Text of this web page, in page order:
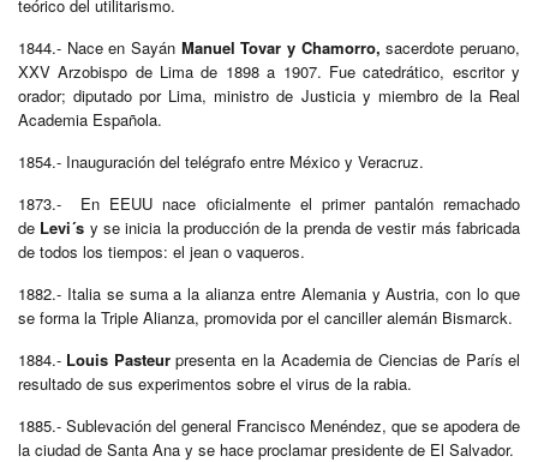
teórico del utilitarismo.
1844.- Nace en Sayán Manuel Tovar y Chamorro, sacerdote peruano,
XXV Arzobispo de Lima de 1898 a 1907. Fue catedrático, escritor y
orador; diputado por Lima, ministro de Justicia y miembro de la Real
Academia Española.
1854.- Inauguración del telégrafo entre México y Veracruz.
1873.- En EEUU nace oficialmente el primer pantalón remachado
de Levi´s y se inicia la producción de la prenda de vestir más fabricada
de todos los tiempos: el jean o vaqueros.
1882.- Italia se suma a la alianza entre Alemania y Austria, con lo que
se forma la Triple Alianza, promovida por el canciller alemán Bismarck.
1884.- Louis Pasteurpresenta en la Academia de Ciencias de París el
resultado de sus experimentos sobre el virus de la rabia.
1885.- Sublevación del general Francisco Menéndez, que se apodera de
la ciudad de Santa Ana y se hace proclamar presidente de El Salvador.